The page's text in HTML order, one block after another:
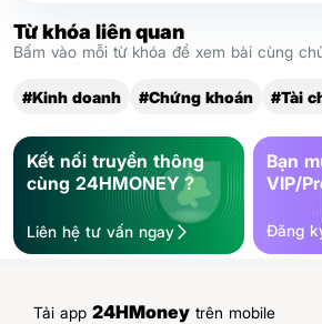
Từ khóa liên quan
Bấm vào mỗi từ khóa để xem bài cùng
#Kinh doanh #Chứng khoán #Tài
Kết nối truyền thông
cùng 24HMONEY ?
Liên hệ tư vấn ngay
Bạn
VIP/
Đăng
Tải app 24HMoney trên mobile